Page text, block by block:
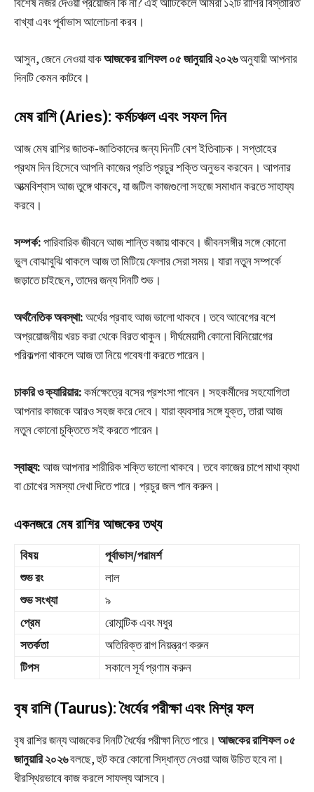
বাখ্যা এবং পূর্বাভাস আলোচনা করব।
আসুন, জেনে নেওয়া যাকআজকের রাশিফল ০৫ জানুয়ারি ২০২৬অনুযায়ী আপনার
দিনটি কেমন কাটবে।
মেষ রাশি (Aries): কর্মচঞ্চল এবং সফল দিন
আজ মেষ রাশির জাতক-জাতিকাদের জন্য দিনটি বেশ ইতিবাচক। সপ্তাহের
প্রথম দিন হিসেবে আপনি কাজের প্রতি প্রচুর শক্তি অনুভব করবেন। আপনার
আত্মবিশ্বাস আজ তুঙ্গে থাকবে, যা জটিল কাজগুলো সহজে সমাধান করতে সাহায্য
করবে।
সম্পর্ক:পারিবারিক জীবনে আজ শান্তি বজায় থাকবে। জীবনসঙ্গীর সঙ্গে কোনো
ভুল বোঝাবুঝি থাকলে আজ তা মিটিয়ে ফেলার সেরা সময়। যারা নতুন সম্পর্কে
জড়াতে চাইছেন, তাদের জন্য দিনটি শুভ।
অর্থনৈতিক অবস্থা:অর্থের প্রবাহ আজ ভালো থাকবে। তবে আবেগের বশে
অপ্রয়োজনীয় খরচ করা থেকে বিরত থাকুন। দীর্ঘমেয়াদী কোনো বিনিয়োগের
পরিকল্পনা থাকলে আজ তা নিয়ে গবেষণা করতে পারেন।
চাকরি ও ক্যারিয়ার:কর্মক্ষেত্রে বসের প্রশংসা পাবেন। সহকর্মীদের সহযোগিতা
আপনার কাজকে আরও সহজ করে দেবে। যারা ব্যবসার সঙ্গে যুক্ত, তারা আজ
নতুন কোনো চুক্তিতে সই করতে পারেন।
স্বাস্থ্য:আজ আপনার শারীরিক শক্তি ভালো থাকবে। তবে কাজের চাপে মাথা ব্যথা
বা চোখের সমস্যা দেখা দিতে পারে। প্রচুর জল পান করুন।
একনজরে মেষ রাশির আজকের তথ্য
বিষয়
পূর্বাভাস/পরামর্শ
শুভ রং
লাল
শুভ সংখ্যা
৯
প্রেম
রোমান্টিক এবং মধুর
সতর্কতা
অতিরিক্ত রাগ নিয়ন্ত্রণ করুন
টিপস
সকালে সূর্য প্রণাম করুন
বৃষ রাশি (Taurus): ধৈর্যের পরীক্ষা এবং মিশ্র ফল
বৃষ রাশির জন্য আজকের দিনটি ধৈর্যের পরীক্ষা নিতে পারে। আজকের রাশিফল ০৫
জানুয়ারি ২০২৬বলছে, হুট করে কোনো সিদ্ধান্ত নেওয়া আজ উচিত হবে না।
ধীরস্থিরভাবে কাজ করলে সাফল্য আসবে।